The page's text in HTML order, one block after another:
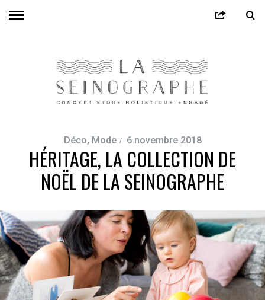
Déco, Mode 6 novembre 2018
HÉRITAGE, LA COLLECTION DE
NOËL DE LA SEINOGRAPHE